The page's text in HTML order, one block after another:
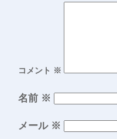
コメント ※
名前 ※
メール ※